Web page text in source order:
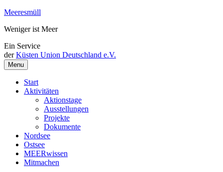
Weiter
Inhalt
Meeresmüll
Weniger ist Meer
Ein Service
derKüsten Union Deutschland e.V.
Menu
Start
Aktivitäten
Aktionstage
Ausstellungen
Projekte
Dokumente
Nordsee
Ostsee
MEERwissen
Mitmachen